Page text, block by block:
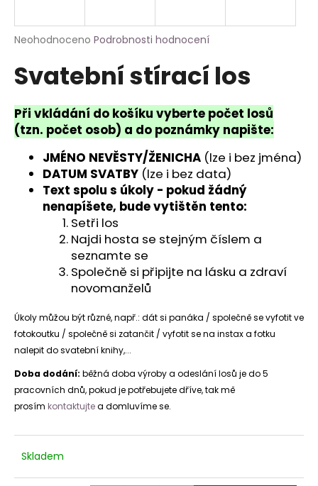
Průměrné
produktu
je
z
5
hvězdiček.
Neohodnoceno Podrobnosti hodnocení
Svatební stírací los
Při vkládání do košíku vyberte počet losů
(tzn. počet osob) a do poznámky napište:
JMÉNO NEVĚSTY/ŽENICHA (lze i bez jména)
DATUM SVATBY (lze i bez data)
Text spolu s úkoly - pokud žádný
nenapíšete, bude vytištěn tento:
Setři los
Najdi hosta se stejným číslem a
seznamte se
Společně si připijte na lásku a zdraví
novomanželů
Úkoly můžou být různé, např.: dát si panáka / společně se vyfotit ve
fotokoutku / společně si zatančit / vyfotit se na instax a fotku
nalepit do svatební knihy,...
Doba dodání: běžná doba výroby a odeslání losů je do 5
pracovních dnů, pokud je potřebujete dříve, tak mě
prosím kontaktujtea domluvíme se.
Skladem
j
t
?
HLEDAT